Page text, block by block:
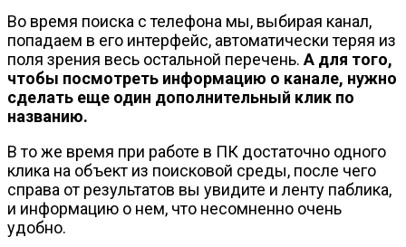
Во время поиска с телефона мы, выбирая канал,
попадаем в его интерфейс, автоматически теряя из
поля зрения весь остальной перечень. А для того,
чтобы посмотреть информацию о канале, нужно
сделать еще один дополнительный клик по
названию.
В то же время при работе в ПК достаточно одного
клика на объект из поисковой среды, после чего
справа от результатов вы увидите и ленту паблика,
и информацию о нем, что несомненно очень
удобно.